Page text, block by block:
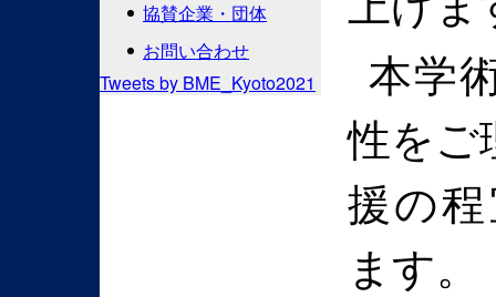
協賛企業・団体
お問い合わせ
Tweets by BME_Kyoto2021
本学
性をご
援の
ます。